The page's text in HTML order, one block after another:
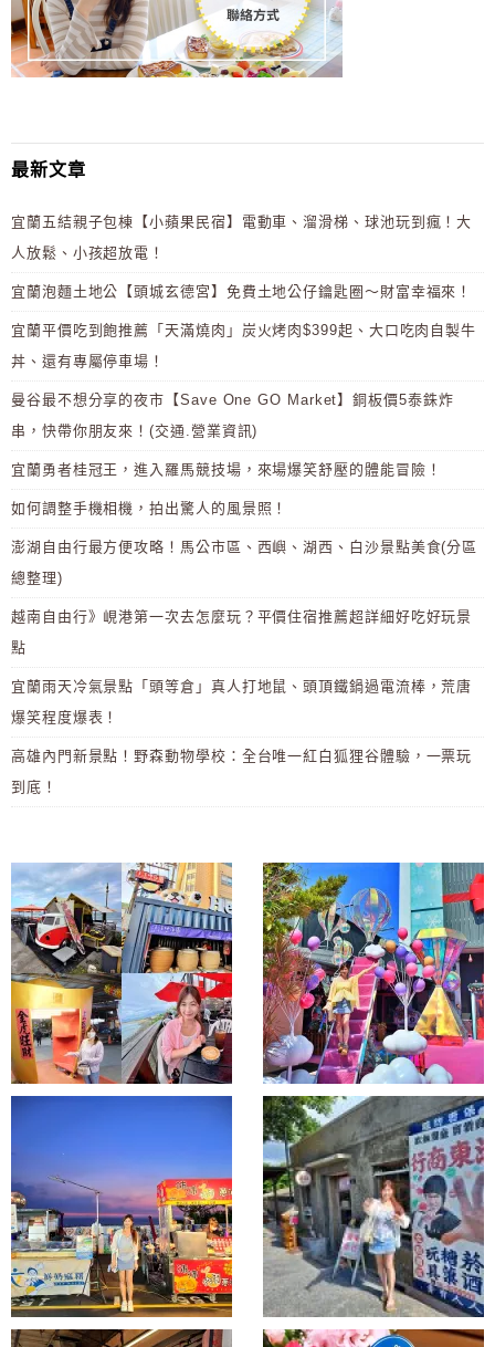
最新文章
宜蘭五結親子包棟【小蘋果民宿】電動車、溜滑梯、球池玩到瘋！大
人放鬆、小孩超放電！
宜蘭泡麵土地公【頭城玄德宮】免費土地公仔鑰匙圈～財富幸福來！
宜蘭平價吃到飽推薦「天滿燒肉」炭火烤肉$399起、大口吃肉自製牛
丼、還有專屬停車場！
曼谷最不想分享的夜市【Save One GO Market】銅板價5泰銖炸
串，快帶你朋友來！(交通.營業資訊)
宜蘭勇者桂冠王，進入羅馬競技場，來場爆笑舒壓的體能冒險！
如何調整手機相機，拍出驚人的風景照！
澎湖自由行最方便攻略！馬公市區、西嶼、湖西、白沙景點美食(分區
總整理)
越南自由行》峴港第一次去怎麼玩？平價住宿推薦超詳細好吃好玩景
點
宜蘭雨天冷氣景點「頭等倉」真人打地鼠、頭頂鐵鍋過電流棒，荒唐
爆笑程度爆表！
高雄內門新景點！野森動物學校：全台唯一紅白狐狸谷體驗，一票玩
到底！